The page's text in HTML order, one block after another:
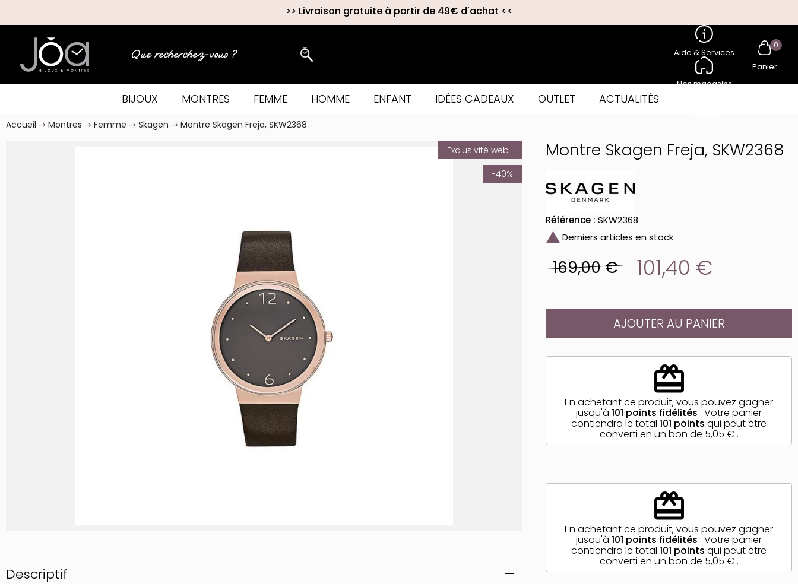
>> Livraison gratuite à partir de 49€ d'achat <<
Aide & Services
Nos magasins
0
Panier
BIJOUX MONTRES FEMME HOMME ENFANT IDÉES CADEAUX OUTLET ACTUALITÉS
Accueil Montres Femme Skagen Montre Skagen Freja, SKW2368
Exclusivité web !
-40%
Descriptif
Montre Skagen Freja, SKW2368
Référence : SKW2368
 Derniers articles en stock
169,00 € 101,40 €
AJOUTER AU PANIER
redeem
En achetant ce produit, vous pouvez gagner
jusqu'à101 points fidélités . Votre panier
contiendra le total101 points qui peut être
converti en un bon de 5,05 €.
redeem
En achetant ce produit, vous pouvez gagner
jusqu'à101 points fidélités . Votre panier
contiendra le total101 points qui peut être
converti en un bon de 5,05 €.